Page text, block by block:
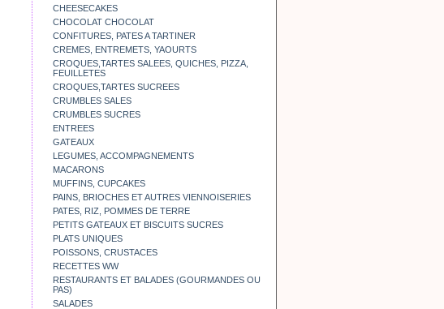
CHEESECAKES
CHOCOLAT CHOCOLAT
CONFITURES, PATES A TARTINER
CREMES, ENTREMETS, YAOURTS
CROQUES,TARTES SALEES, QUICHES, PIZZA,
FEUILLETES
CROQUES,TARTES SUCREES
CRUMBLES SALES
CRUMBLES SUCRES
ENTREES
GATEAUX
LEGUMES, ACCOMPAGNEMENTS
MACARONS
MUFFINS, CUPCAKES
PAINS, BRIOCHES ET AUTRES VIENNOISERIES
PATES, RIZ, POMMES DE TERRE
PETITS GATEAUX ET BISCUITS SUCRES
PLATS UNIQUES
POISSONS, CRUSTACES
RECETTES WW
RESTAURANTS ET BALADES (GOURMANDES OU
PAS)
SALADES